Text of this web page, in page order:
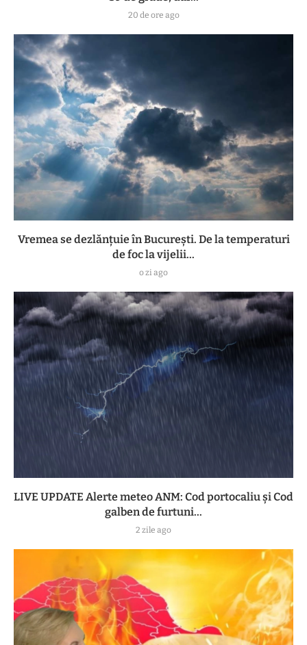
20 de ore ago
Vremea se dezlănțuie în București. De la temperaturi
de foc la vijelii...
o zi ago
LIVE UPDATE Alerte meteo ANM: Cod portocaliu și Cod
galben de furtuni...
2 zile ago